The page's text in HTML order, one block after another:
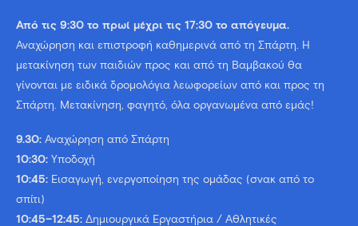
Από τις 9:30 το πρωί μέχρι τις 17:30 το απόγευμα.
Αναχώρηση και επιστροφή καθημερινά από τη Σπάρτη. Η
μετακίνηση των παιδιών προς και από τη Βαμβακού θα
γίνονται με ειδικά δρομολόγια λεωφορείων από και προς τη
Σπάρτη. Μετακίνηση, φαγητό, όλα οργανωμένα από εμάς!
9.30: Αναχώρηση από Σπάρτη
10:30: Υποδοχή
10:45: Εισαγωγή, ενεργοποίηση της ομάδας (σνακ από το
σπίτι)
10:45–12:45: Δημιουργικά Εργαστήρια / Αθλητικές